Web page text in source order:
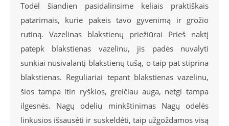
Todėl šiandien pasidalinsime keliais praktiškais
patarimais, kurie pakeis tavo gyvenimą ir grožio
rutiną. Vazelinas blakstienų priežiūrai Prieš naktį
patepk blakstienas vazelinu, jis padės nuvalyti
sunkiai nusivalantį blakstienų tušą, o taip pat stiprina
blakstienas. Reguliariai tepant blakstienas vazelinu,
šios tampa itin ryškios, greičiau auga, netgi tampa
ilgesnės. Nagų odelių minkštinimas Nagų odelės
linkusios išsausėti ir suskeldėti, taip užgoždamos visą